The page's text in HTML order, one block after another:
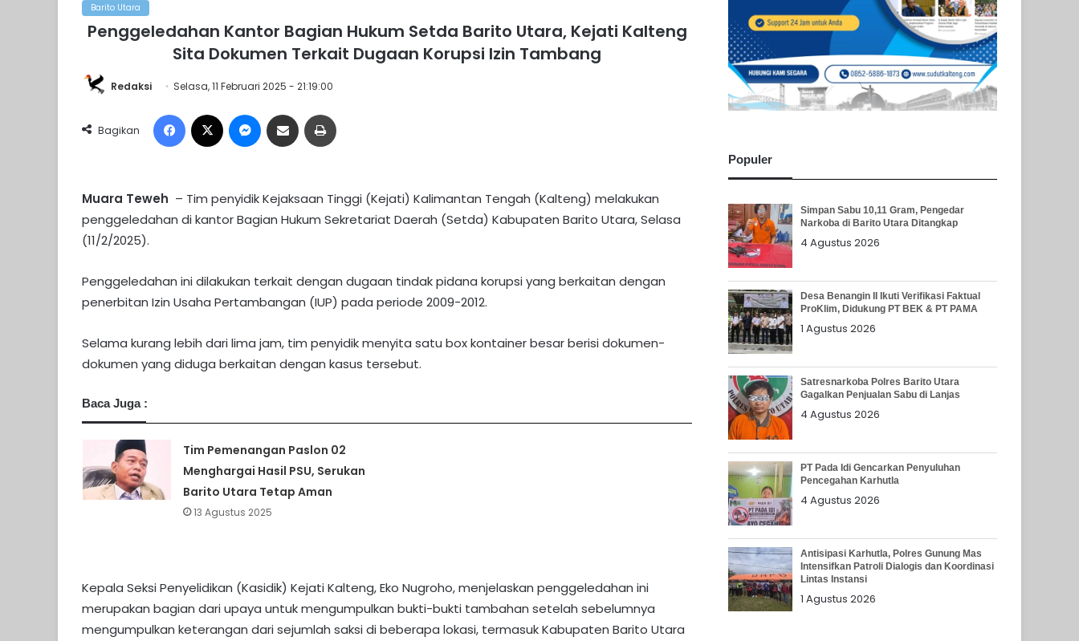
Barito Utara
Penggeledahan Kantor Bagian Hukum Setda Barito Utara, Kejati Kalteng
Sita Dokumen Terkait Dugaan Korupsi Izin Tambang
Redaksi Selasa, 11 Februari 2025 - 21:19:00
Bagikan
Facebook Messenger
Share via Email
Muara Teweh – Tim penyidik Kejaksaan Tinggi (Kejati) Kalimantan Tengah (Kalteng) melakukan
penggeledahan di kantor Bagian Hukum Sekretariat Daerah (Setda) Kabupaten Barito Utara, Selasa
(11/2/2025).
Penggeledahan ini dilakukan terkait dengan dugaan tindak pidana korupsi yang berkaitan dengan
penerbitan Izin Usaha Pertambangan (IUP) pada periode 2009-2012.
Selama kurang lebih dari lima jam, tim penyidik menyita satu box kontainer besar berisi dokumen-
dokumen yang diduga berkaitan dengan kasus tersebut.
Baca Juga :
Tim Pemenangan Paslon 02
Menghargai Hasil PSU, Serukan
Barito Utara Tetap Aman
13 Agustus 2025
Kepala Seksi Penyelidikan (Kasidik) Kejati Kalteng, Eko Nugroho, menjelaskan penggeledahan ini
merupakan bagian dari upaya untuk mengumpulkan bukti-bukti tambahan setelah sebelumnya
mengumpulkan keterangan dari sejumlah saksi di beberapa lokasi, termasuk Kabupaten Barito Utara
Populer
Simpan Sabu 10,11 Gram, Pengedar
Narkoba di Barito Utara Ditangkap
4 Agustus 2026
Desa Benangin II Ikuti Verifikasi Faktual
ProKlim, Didukung PT BEK & PT PAMA
1 Agustus 2026
Satresnarkoba Polres Barito Utara
Gagalkan Penjualan Sabu di Lanjas
4 Agustus 2026
PT Pada Idi Gencarkan Penyuluhan
Pencegahan Karhutla
4 Agustus 2026
Antisipasi Karhutla, Polres Gunung Mas
Intensifkan Patroli Dialogis dan Koordinasi
Lintas Instansi
1 Agustus 2026